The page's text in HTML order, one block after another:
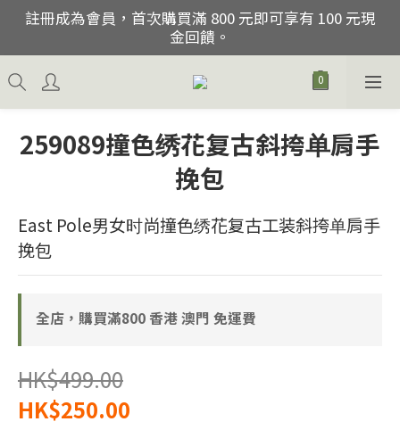
註冊成為會員，首次購買滿 800 元即可享有 100 元現
金回饋。
註冊成為會員，首次購買滿 800 元即可享有 100 元現
金回饋。
購買貨品折扣後滿800免香港, 澳門運費
父親節優惠, 06/06/2026-30/06/2026期間購買任何2件
以上貨品,即可獲得額外10-40%優惠, 除促銷貨品.
註冊成為會員，首次購買滿 800 元即可享有 100 元現
259089撞色绣花复古斜挎单肩手
挽包
East Pole男女时尚撞色绣花复古工装斜挎单肩手
挽包
全店，購買滿800 香港 澳門 免運費
HK$499.00
HK$250.00